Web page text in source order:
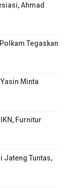
Ahmad
Tegaskan
Minta
Furnitur
Jateng Tuntas,